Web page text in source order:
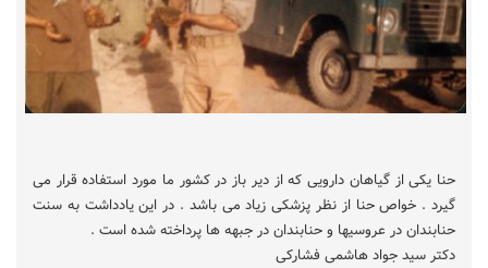
حنا یکی از گیاهان دارویی که از دیر باز در کشور ما مورد استفاده قرار می
گیرد . خواص حنا از نظر پزشکی زیاد می باشد . در این یادداشت به سنت
حنابندان در عروسیها و حنابندان در جبهه ها پرداخته شده است .
دکتر سید جواد هاشمی فشارکی